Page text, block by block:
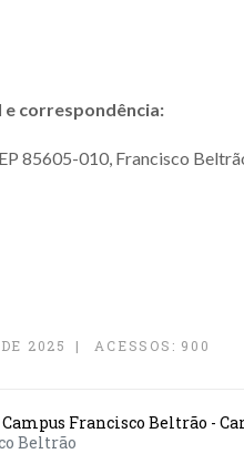
correspondência:
85605-010, Francisco
2025 ACESSOS: 900
Campus Francisco Beltrão -
Beltrão